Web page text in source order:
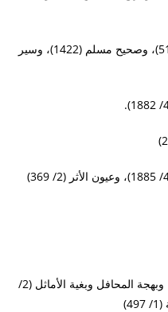
انظر: صحيح البخاري (5133، 5134)، وصحيح مسلم (1422)، وسير
السيرة النبوية لابن كثير (4/ 583)، وبهجة المحافل وبغية الأماثل (2/